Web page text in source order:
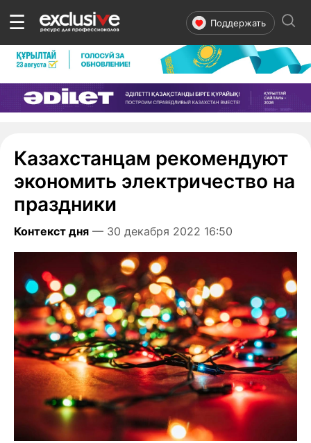
☰ Поддержать
Казахстанцам рекомендуют
экономить электричество на
праздники
Контекст дня — 30 декабря 2022 16:50